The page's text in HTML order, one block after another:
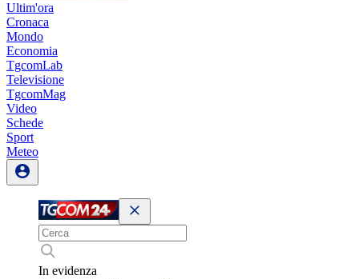
Ultim'ora
Cronaca
Mondo
Economia
TgcomLab
Televisione
TgcomMag
Video
Schede
Sport
Meteo
In evidenza